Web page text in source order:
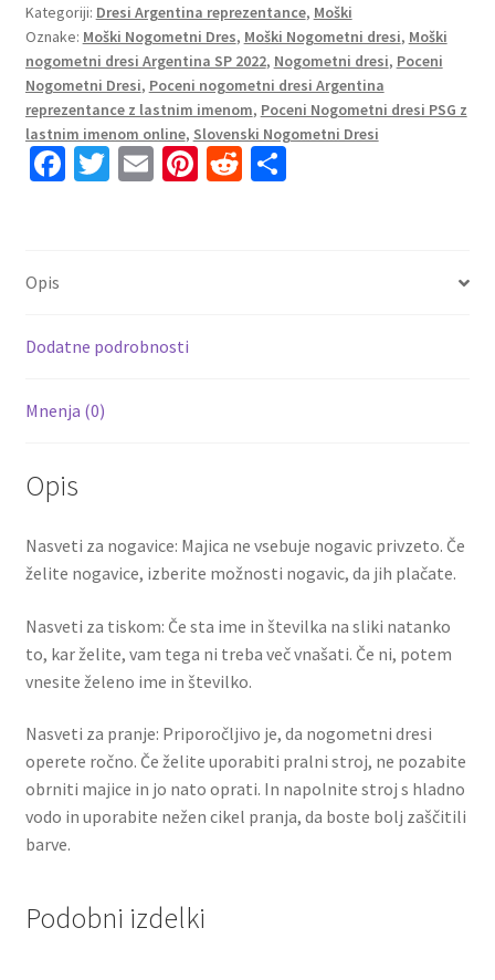
SP
2022
Kratek
Rokav
+
Kratke
hlače
Kategoriji: Dresi Argentina reprezentance, Moški
Oznake: Moški Nogometni Dres, Moški Nogometni dresi, Moški
nogometni dresi Argentina SP 2022, Nogometni dresi, Poceni
Nogometni Dresi, Poceni nogometni dresi Argentina
reprezentance z lastnim imenom, Poceni Nogometni dresi PSG z
lastnim imenom online, Slovenski Nogometni Dresi
Fa
k
T E Pi R S
Opis
Dodatne podrobnosti
Mnenja (0)
Opis
Nasveti za nogavice: Majica ne vsebuje nogavic privzeto. Če
želite nogavice, izberite možnosti nogavic, da jih plačate.
Nasveti za tiskom: Če sta ime in številka na sliki natanko
to, kar želite, vam tega ni treba več vnašati. Če ni, potem
vnesite želeno ime in številko.
Nasveti za pranje: Priporočljivo je, da nogometni dresi
operete ročno. Če želite uporabiti pralni stroj, ne pozabite
obrniti majice in jo nato oprati. In napolnite stroj s hladno
vodo in uporabite nežen cikel pranja, da boste bolj zaščitili
barve.
Podobni izdelki